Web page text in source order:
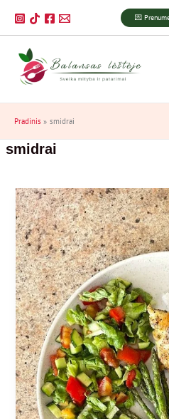
prie
turinio
💌
Pradinis smidrai
smidrai